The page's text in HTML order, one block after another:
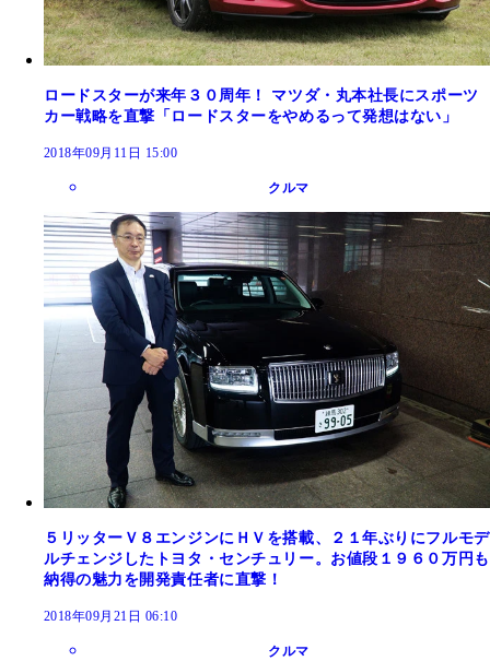
ロードスターが来年３０周年！ マツダ・丸本社長にスポーツ
カー戦略を直撃「ロードスターをやめるって発想はない」
2018年09月11日 15:00
クルマ
５リッターＶ８エンジンにＨＶを搭載、２１年ぶりにフルモデ
ルチェンジしたトヨタ・センチュリー。お値段１９６０万円も
納得の魅力を開発責任者に直撃！
2018年09月21日 06:10
クルマ